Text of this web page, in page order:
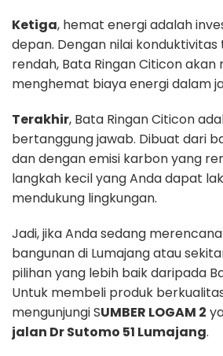
Ketiga, hemat energi adalah
depan. Dengan nilai
rendah, Bata Ringan Citicon
menghemat biaya energi dalam
Terakhir, Bata Ringan Citicon
bertanggung jawab. Dibuat dari
dan dengan emisi karbon yang
langkah kecil yang Anda dapat
mendukung lingkungan.
Jadi, jika Anda sedang
bangunan di Lumajang atau
pilihan yang lebih baik daripada
Untuk membeli produk
mengunjungi SUMBER LOGAM 2
jalan Dr Sutomo 51 Lumajang.